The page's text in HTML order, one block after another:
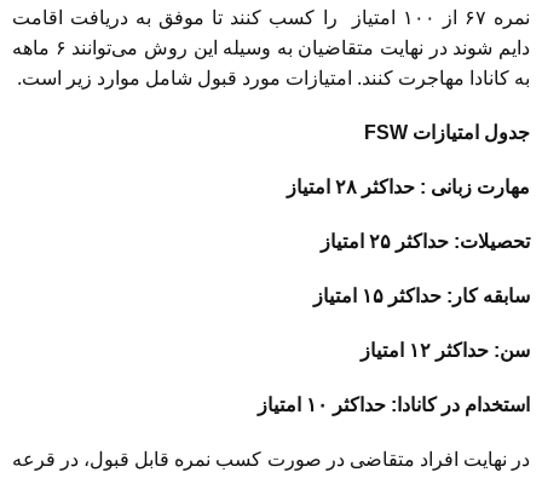
نمره ۶۷ از ۱۰۰ امتیاز را کسب کنند تا موفق به دریافت اقامت
دایم شوند در نهایت متقاضیان به وسیله این روش می‌توانند ۶ ماهه
به کانادا مهاجرت کنند. امتیازات مورد قبول شامل موارد زیر است.
جدول امتیازات FSW
مهارت زبانی : حداکثر ۲۸ امتیاز
تحصیلات: حداکثر ۲۵ امتیاز
سابقه کار: حداکثر ۱۵ امتیاز
سن: حداکثر ۱۲ امتیاز
استخدام در کانادا: حداکثر ۱۰ امتیاز
در نهایت افراد متقاضی در صورت کسب نمره قابل قبول، در قرعه